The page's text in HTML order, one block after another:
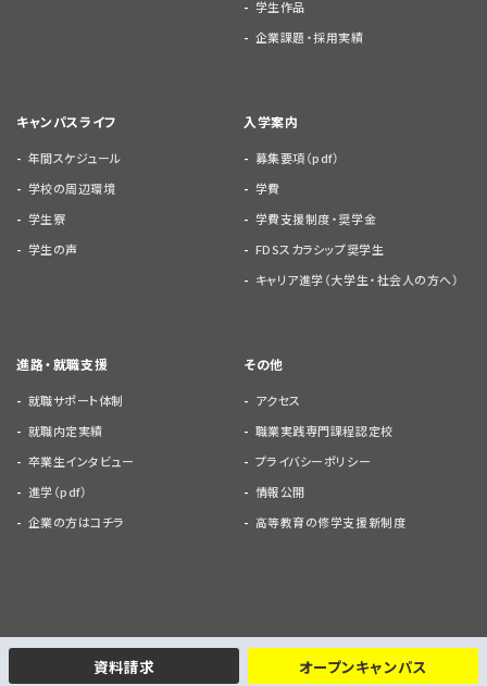
学生作品
企業課題・採用実績
キャンパスライフ
年間スケジュール
学校の周辺環境
学生寮
学生の声
入学案内
募集要項（pdf）
学費
学費支援制度・奨学金
FDSスカラシップ奨学生
キャリア進学（大学生・社会人の方へ）
進路・就職支援
就職サポート体制
就職内定実績
卒業生インタビュー
進学（pdf）
企業の方はコチラ
その他
アクセス
職業実践専門課程認定校
プライバシーポリシー
情報公開
高等教育の修学支援新制度
資料請求 オープンキャンパス